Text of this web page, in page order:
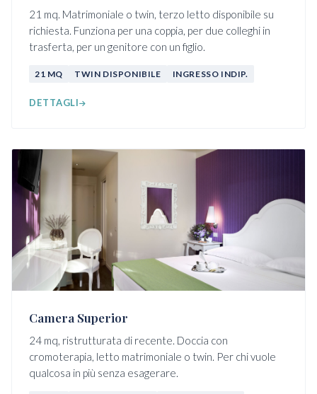
21 mq. Matrimoniale o twin, terzo letto disponibile su
richiesta. Funziona per una coppia, per due colleghi in
trasferta, per un genitore con un figlio.
21 MQ TWIN DISPONIBILE INGRESSO INDIP.
DETTAGLI
Camera Superior
24 mq, ristrutturata di recente. Doccia con
cromoterapia, letto matrimoniale o twin. Per chi vuole
qualcosa in più senza esagerare.